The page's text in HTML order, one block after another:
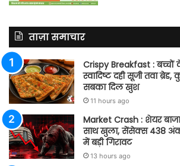
ताज़ा समाचार
Crispy Breakfast : बच्चों
स्वादिष्ट दही सूजी तवा
सबका दिल खुश
11 hours ago
Market Crash : शेयर
साथ खुला, सेंसेक्स 438
में बड़ी गिरावट
13 hours ago